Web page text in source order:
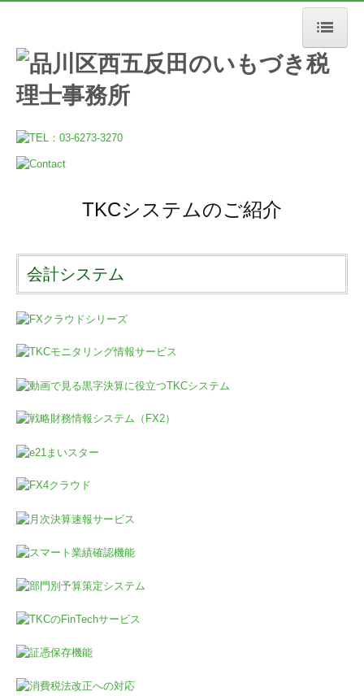
ホーム
事務所について
いもづきの想い
当事務所の強み
お客様紹介
最新情報・コラム
TKCシステムのご紹介
会計システム